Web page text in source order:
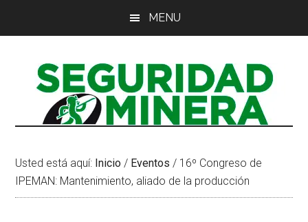
principal
MENU
Usted está aquí: Inicio / Eventos / 16º Congreso de
IPEMAN: Mantenimiento, aliado de la producción